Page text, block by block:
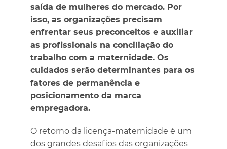
saída de mulheres do mercado. Por
isso, as organizações precisam
enfrentar seus preconceitos e auxiliar
as profissionais na conciliação do
trabalho com a maternidade. Os
cuidados serão determinantes para os
fatores de permanência e
posicionamento da marca
empregadora.
O retorno da licença-maternidade é um
dos grandes desafios das organizações